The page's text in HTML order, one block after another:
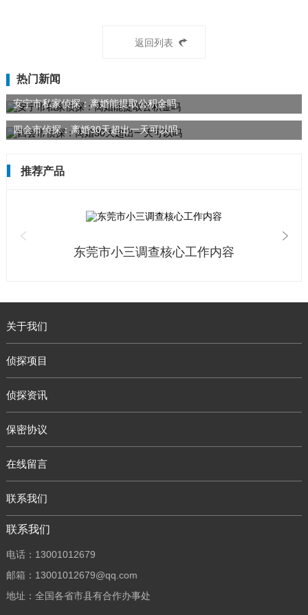
返回列表
热门新闻
安宁市私家侦探：离婚能提取公积金吗
四会市侦探：离婚30天超出一天可以吗
推荐产品
东莞市小三调查核心工作内容
关于我们
侦探项目
侦探资讯
保密协议
在线留言
联系我们
联系我们
电话：13001012679
邮箱：13001012679@qq.com
地址：全国各省市县有合作办事处